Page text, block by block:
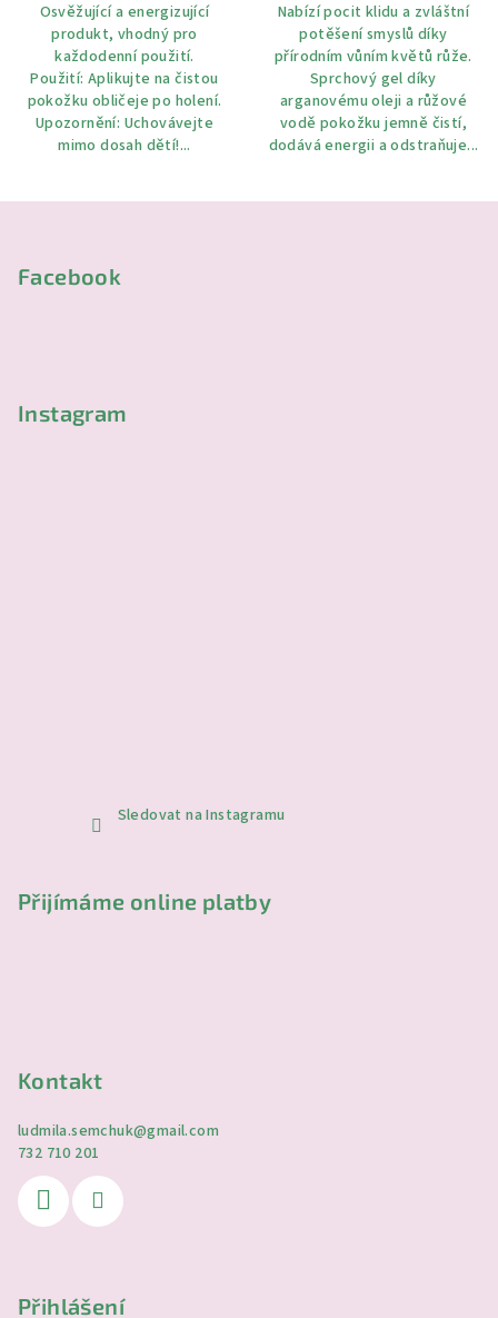
Osvěžující a energizující
produkt, vhodný pro
každodenní použití.
Použití: Aplikujte na čistou
pokožku obličeje po holení.
Upozornění: Uchovávejte
mimo dosah dětí!...
Nabízí pocit klidu a zvláštní
potěšení smyslů díky
přírodním vůním květů růže.
Sprchový gel díky
arganovému oleji a růžové
vodě pokožku jemně čistí,
dodává energii a odstraňuje...
Facebook
Instagram
Sledovat na Instagramu
Přijímáme online platby
Kontakt
ludmila.semchuk@gmail.com
732 710 201
Přihlášení